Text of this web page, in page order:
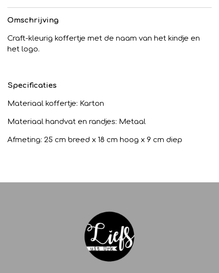
Omschrijving
Craft-kleurig koffertje met de naam van het kindje en
het logo.
Specificaties
Materiaal koffertje: Karton
Materiaal handvat en randjes: Metaal
Afmeting: 25 cm breed x 18 cm hoog x 9 cm diep